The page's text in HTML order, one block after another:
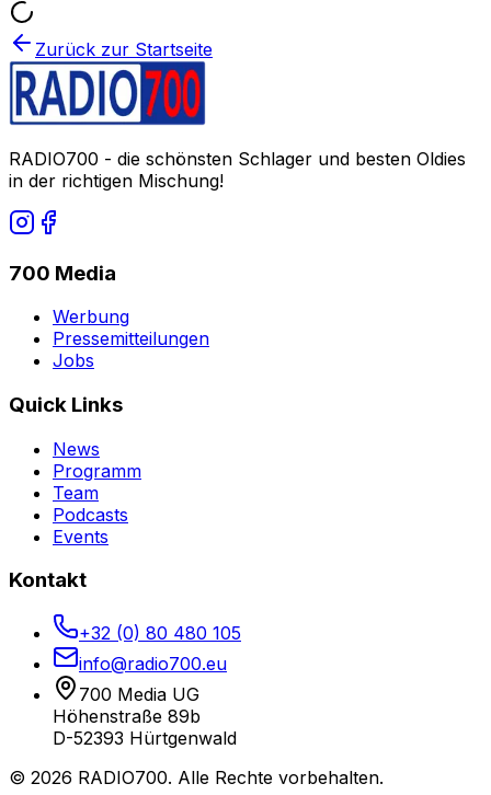
Zurück zur Startseite
RADIO700 - die schönsten Schlager und besten Oldies
in der richtigen Mischung!
700 Media
Werbung
Pressemitteilungen
Jobs
Quick Links
News
Programm
Team
Podcasts
Events
Kontakt
+32 (0) 80 480 105
info@radio700.eu
700 Media UG
Höhenstraße 89b
D-52393 Hürtgenwald
© 2026 RADIO700. Alle Rechte vorbehalten.